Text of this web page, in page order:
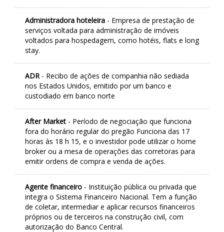
Administradora hoteleira - Empresa de prestação de
serviços voltada para administração de imóveis
voltados para hospedagem, como hotéis, flats e long
stay.
ADR - Recibo de ações de companhia não sediada
nos Estados Unidos, emitido por um banco e
custodiado em banco norte
After Market - Período de negociação que funciona
fora do horário regular do pregão Funciona das 17
horas às 18 h 15, e o investidor pode utilizar o home
broker ou a mesa de operações das corretoras para
emitir ordens de compra e venda de ações.
Agente financeiro - Instituição pública ou privada que
integra o Sistema Financeiro Nacional. Tem a função
de coletar, intermediar e aplicar recursos financeiros
próprios ou de terceiros na construção civil, com
autorização do Banco Central.